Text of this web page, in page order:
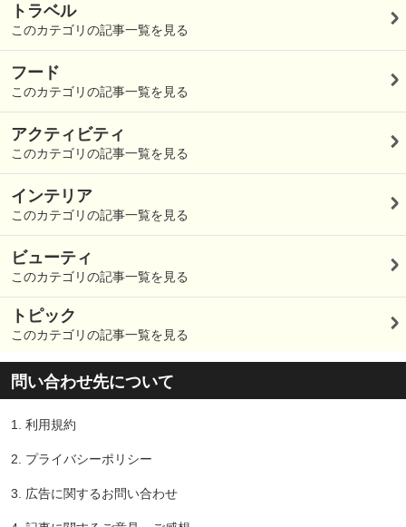
トラベル
このカテゴリの記事一覧を見る
フード
このカテゴリの記事一覧を見る
アクティビティ
このカテゴリの記事一覧を見る
インテリア
このカテゴリの記事一覧を見る
ビューティ
このカテゴリの記事一覧を見る
トピック
このカテゴリの記事一覧を見る
問い合わせ先について
1. 利用規約
2. プライバシーポリシー
3. 広告に関するお問い合わせ